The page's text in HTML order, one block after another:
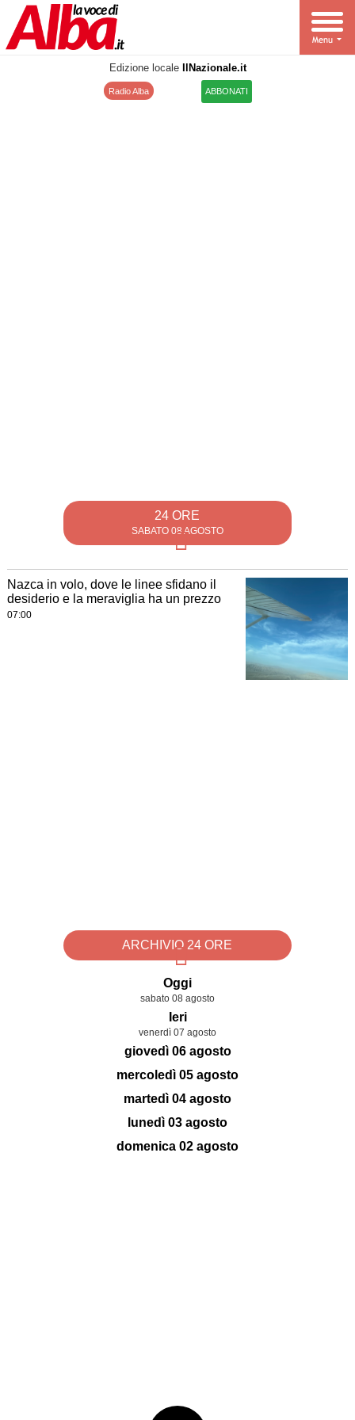
Edizione locale IlNazionale.it
Radio Alba ABBONATI
24 ORE
SABATO 08 AGOSTO
Nazca in volo, dove le linee sfidano il
desiderio e la meraviglia ha un prezzo
07:00
ARCHIVIO 24 ORE
Oggi
sabato 08 agosto
Ieri
venerdì 07 agosto
giovedì 06 agosto
mercoledì 05 agosto
martedì 04 agosto
lunedì 03 agosto
domenica 02 agosto